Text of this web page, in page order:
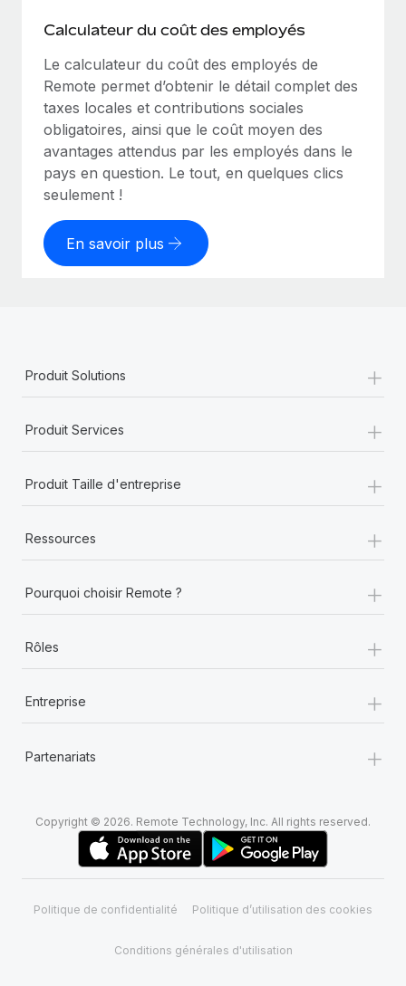
Calculateur du coût des employés
Le calculateur du coût des employés de
Remote permet d’obtenir le détail complet des
taxes locales et contributions sociales
obligatoires, ainsi que le coût moyen des
avantages attendus par les employés dans le
pays en question. Le tout, en quelques clics
seulement !
En savoir plus
Produit Solutions +
Produit Services +
Produit Taille d'entreprise +
Ressources +
Pourquoi choisir Remote ? +
Rôles +
Entreprise +
Partenariats +
Copyright © 2026. Remote Technology, Inc. All rights reserved.
Politique de confidentialité Politique d’utilisation des cookies
Conditions générales d'utilisation